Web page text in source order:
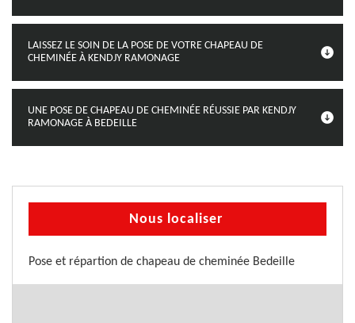
LAISSEZ LE SOIN DE LA POSE DE VOTRE CHAPEAU DE
CHEMINÉE À KENDJY RAMONAGE
UNE POSE DE CHAPEAU DE CHEMINÉE RÉUSSIE PAR KENDJY
RAMONAGE À BEDEILLE
Nous localiser
Pose et répartion de chapeau de cheminée Bedeille